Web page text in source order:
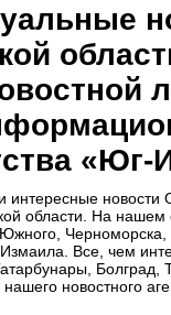
новости
области. На нашем
Южного, Черноморска,
Измаила. Все, чем
Болград,
новостного